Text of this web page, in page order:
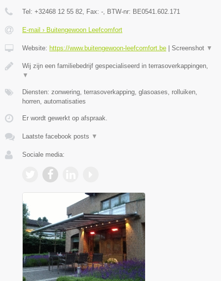
Tel: +32468 12 55 82 , Fax: - , BTW-nr: BE0541.602.171
E-mail › Buitengewoon Leefcomfort
Website: https://www.buitengewoon-leefcomfort.be | Screenshot ▼
Wij zijn een familiebedrijf gespecialiseerd in terrasoverkappingen,
▼
Diensten: zonwering, terrasoverkapping, glasoases, rolluiken,
horren, automatisaties
Er wordt gewerkt op afspraak.
Laatste facebook posts ▼
Sociale media: